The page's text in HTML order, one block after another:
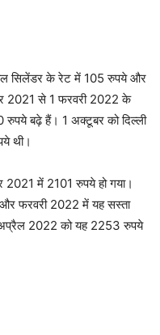
सिलेंडर के रेट में 105 रुपये और
2021 से 1 फरवरी 2022 के
रुपये बढ़े हैं। 1 अक्टूबर को दिल्ली
थी।
में 2101 रुपये हो गया।
फरवरी 2022 में यह सस्ता
2022 को यह 2253 रुपये